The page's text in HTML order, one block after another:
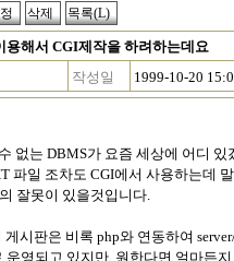
용해서 CGI제작을 하려하는데요
작성일 1999-10-20
없는 DBMS가 요즘 세상에 어디 있
파일 조차도 CGI에서 사용하는데
잘못이 있을것입니다.
게시판은 비록 php와 연동하여
운영되고 있지만, 원한다면 얼마든지